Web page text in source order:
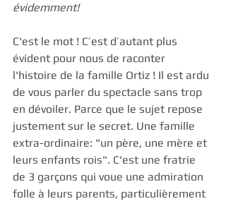
évidemment!
C'est le mot ! C’est d’autant plus
évident pour nous de raconter
l'histoire de la famille Ortiz ! Il est ardu
de vous parler du spectacle sans trop
en dévoiler. Parce que le sujet repose
justement sur le secret. Une famille
extra-ordinaire: "un père, une mère et
leurs enfants rois". C'est une fratrie
de 3 garçons qui voue une admiration
folle à leurs parents, particulièrement